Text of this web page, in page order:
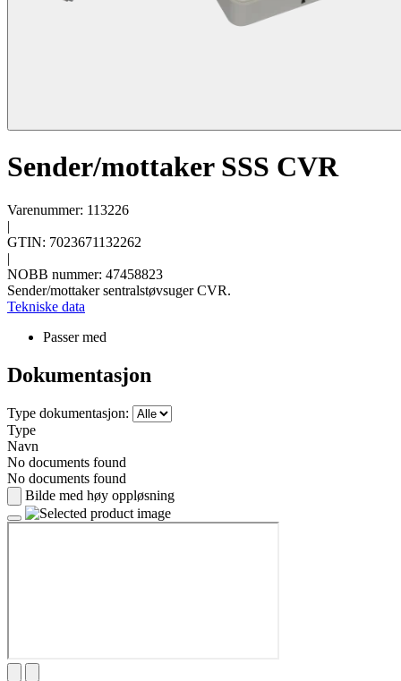
Sender/mottaker SSS CVR
Varenummer: 113226
|
GTIN: 7023671132262
|
NOBB nummer: 47458823
Sender/mottaker sentralstøvsuger CVR.
Tekniske data
Passer med
Dokumentasjon
Type dokumentasjon:
Type
Navn
No documents found
No documents found
Bilde med høy oppløsning